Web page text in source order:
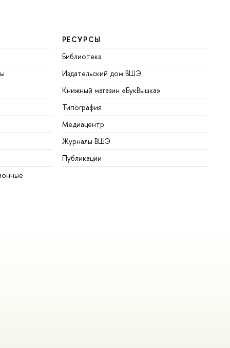
РЕСУРСЫ
Библиотека
Издательский дом ВШЭ
Книжный магазин «БукВышка»
Типография
Медиацентр
Журналы ВШЭ
Публикации